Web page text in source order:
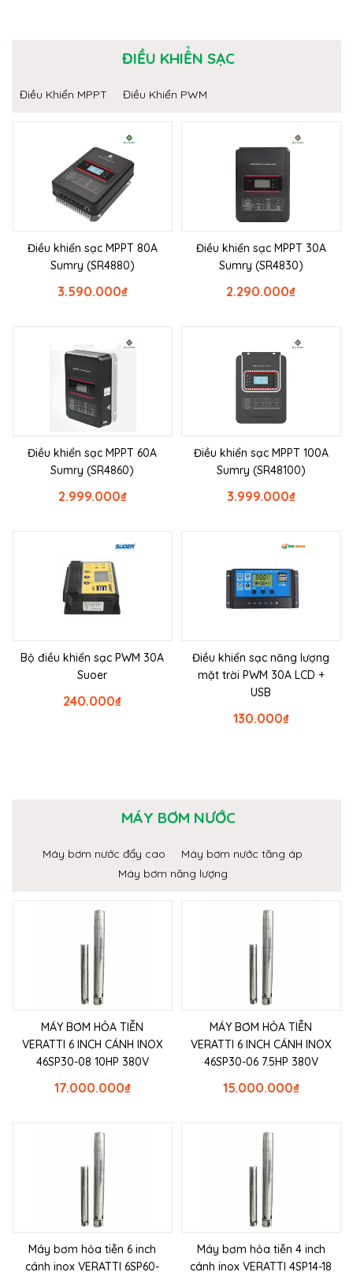
ĐIỀU KHIỂN SẠC
Điều Khiển MPPT Điều Khiển PWM
Điều khiển sạc MPPT 80A
Sumry (SR4880)
₫
3.590.000
Điều khiển sạc MPPT 30A
Sumry (SR4830)
₫
2.290.000
Điều khiển sạc MPPT 60A
Sumry (SR4860)
₫
2.999.000
Điều khiển sạc MPPT 100A
Sumry (SR48100)
₫
3.999.000
Bộ điều khiển sạc PWM 30A
Suoer
₫
240.000
Điều khiển sạc năng lượng
mặt trời PWM 30A LCD +
USB
₫
130.000
MÁY BƠM NƯỚC
Máy bơm nước đẩy cao
Máy bơm nước tăng áp
Máy bơm năng lượng
MÁY BƠM HỎA TIỄN
VERATTI 6 INCH CÁNH INOX
46SP30-08 10HP 380V
₫
17.000.000
MÁY BƠM HỎA TIỄN
VERATTI 6 INCH CÁNH INOX
46SP30-06 7.5HP 380V
₫
15.000.000
Máy bơm hỏa tiễn 6 inch
cánh inox VERATTI 6SP60-
Máy bơm hỏa tiễn 4 inch
cánh inox VERATTI 4SP14-18